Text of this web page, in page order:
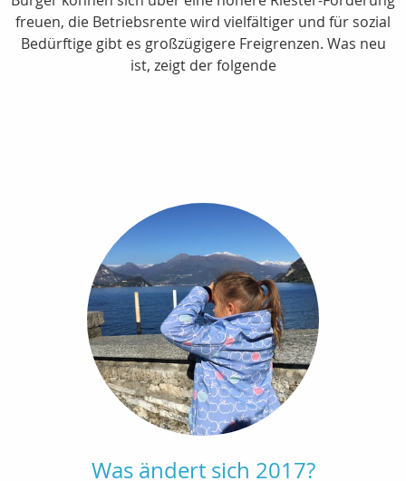
freuen, die Betriebsrente wird vielfältiger und für sozial
Bedürftige gibt es großzügigere Freigrenzen. Was neu
ist, zeigt der folgende
Was ändert sich 2017?